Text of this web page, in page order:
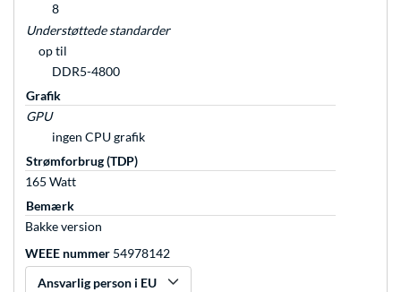
8
Understøttede standarder
op til
DDR5-4800
Grafik
GPU
ingen CPU grafik
Strømforbrug (TDP)
165 Watt
Bemærk
Bakke version
WEEE nummer 54978142
Ansvarlig person i EU